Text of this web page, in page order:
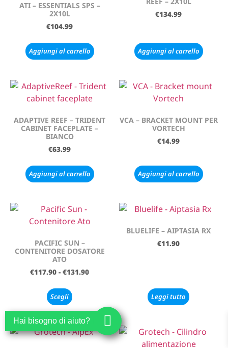
ATI – ESSENTIALS SPS –
2X10L
€104.99
Aggiungi al carrello
€134.99
Aggiungi al carrello
ADAPTIVE REEF – TRIDENT
CABINET FACEPLATE –
BIANCO
€63.99
Aggiungi al carrello
VCA – BRACKET MOUNT PER
VORTECH
€14.99
Aggiungi al carrello
PACIFIC SUN –
CONTENITORE DOSATORE
ATO
€117.90 - €131.90
Scegli
BLUELIFE – AIPTASIA RX
€11.90
Leggi tutto
Hai bisogno di aiuto?